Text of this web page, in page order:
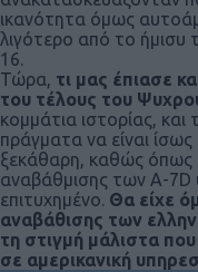
ικανότητα όμως
λιγότερο από το ήμισυ
16.
Τώρα, τι μας έπιασε
του τέλους του
κομμάτια ιστορίας,
πράγματα να είναι
ξεκάθαρη, καθώς όπως
αναβάθμισης των A-7D
επιτυχημένο. Θα είχε
αναβάθισης των
τη στιγμή μάλιστα
σε αμερικανική